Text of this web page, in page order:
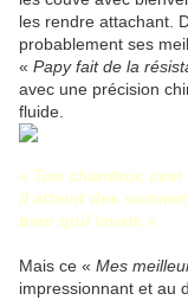
les rendre attachant.
probablement ses
« Papy fait de la
avec une précision
fluide.
« Ton chanteur,
il atteint des
bien quil lavale »
Mais ce « Mes
impressionnant et au